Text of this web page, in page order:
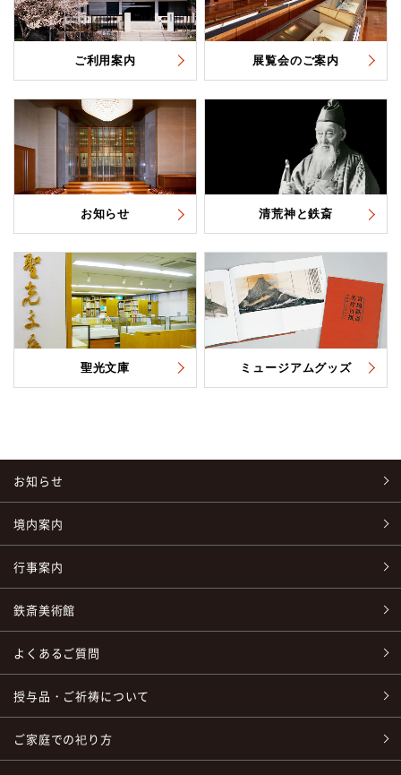
ご利用案内 展覧会のご案内
お知らせ 清荒神と鉄斎
聖光文庫 ミュージアムグッズ
お知らせ
境内案内
行事案内
鉄斎美術館
よくあるご質問
授与品・ご祈祷について
ご家庭での祀り方